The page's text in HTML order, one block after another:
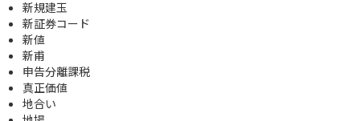
新規建玉
新証券コード
新値
新甫
申告分離課税
真正価値
地合い